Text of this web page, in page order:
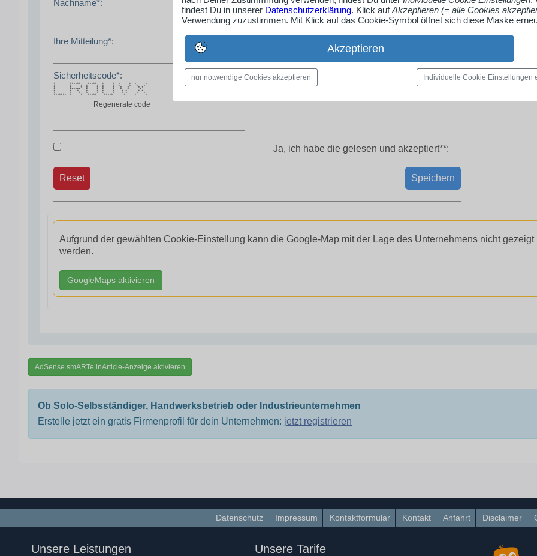
Nachname*:
Ihre Mitteilung*:
Sicherheitscode*:
* ****** ***** * * * * * *
* * * * * * * * * * *
* * * * * * * * * * *
* ****** * * * * * * *
* * * * * * * * * * *
* * * * * * * * * * *
******* * * ***** ***** * * *
Regenerate code
Ja, ich habe die gelesen und akzeptiert**:
Speichern
Reset
Aufgrund der gewählten Cookie-Einstellung kann die Google-Map mit der Lage des Unternehmens nicht gezeigt
werden.
GoogleMaps aktivieren
AdSense smARTe inArticle-Anzeige aktivieren
Ob Solo-Selbsständiger, Handwerksbetrieb oder Industrieunternehmen
Erstelle jetzt ein gratis Firmenprofil für dein Unternehmen: jetzt registrieren
Datenschutz Impressum Kontaktformular Kontakt Anfahrt Disclaimer
Unsere Leistungen Unsere Tarife
findest Du in unserer Datenschutzerklärung. Klick aufAkzeptieren (= alle Cookies
Verwendung zuzustimmen. Mit Klick auf das Cookie-Symbol öffnet sich diese Maske
Akzeptieren
nur notwendige Cookies akzeptieren Individuelle Cookie Einstellungen